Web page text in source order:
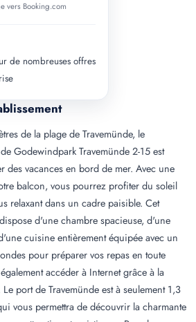
de la plage de Travemünde, le
Godewindpark Travemünde 2-15 est
des vacances en bord de mer. Avec une
balcon, vous pourrez profiter du soleil
relaxant dans un cadre paisible. Cet
d'une chambre spacieuse, d'une
cuisine entièrement équipée avec un
pour préparer vos repas en toute
accéder à Internet grâce à la
port de Travemünde est à seulement 1,3
vous permettra de découvrir la charmante
vers Booking.com
de nombreuses offres